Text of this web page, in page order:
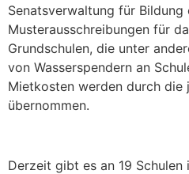
Senatsverwaltung für Bildung
Musterausschreibungen für
Grundschulen, die unter
von Wasserspendern an
Mietkosten werden durch die
übernommen.
Derzeit gibt es an 19